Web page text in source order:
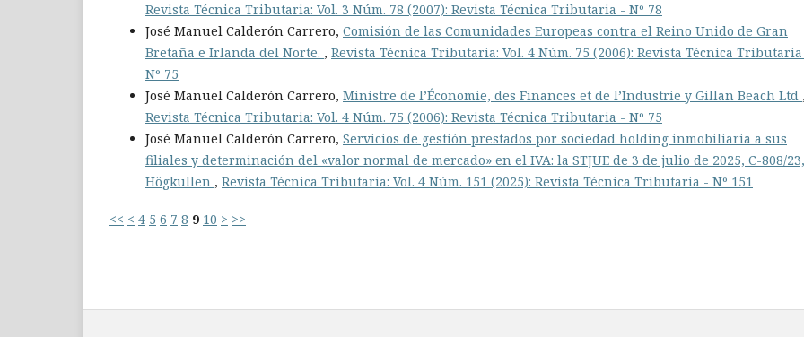
Revista Técnica Tributaria: Vol. 3 Núm. 78 (2007): Revista Técnica Tributaria - Nº 78
José Manuel Calderón Carrero, Comisión de las Comunidades Europeas contra el Reino Unido de Gran
Bretaña e Irlanda del Norte. , Revista Técnica Tributaria: Vol. 4 Núm. 75 (2006): Revista Técnica
Nº 75
José Manuel Calderón Carrero, Ministre de l’Économie, des Finances et de l’Industrie y Gillan Beach Ltd ,
Revista Técnica Tributaria: Vol. 4 Núm. 75 (2006): Revista Técnica Tributaria - Nº 75
José Manuel Calderón Carrero, Servicios de gestión prestados por sociedad holding inmobiliaria a sus
filiales y determinación del «valor normal de mercado» en el IVA: la STJUE de 3 de julio de 2025, C-808/23,
Högkullen , Revista Técnica Tributaria: Vol. 4 Núm. 151 (2025): Revista Técnica Tributaria - Nº 151
<< < 4 5 6 7 8 9 10 > >>